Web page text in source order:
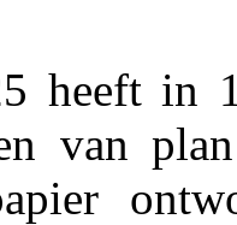
heeft in
van